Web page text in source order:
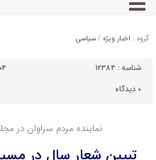
گروه : اخبار ویژه / سیاسی
شناسه : 12384
۰۴ فروردین ۱۴۰۵ - ۲۱:۱۱
۰ دیدگاه
نماینده مردم سراوان در
تبیین شعار سال در